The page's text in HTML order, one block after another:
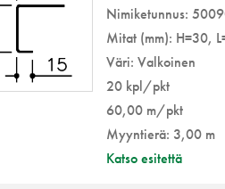
Nimiketunnus:
Mitat (mm): H=30,
Väri: Valkoinen
20 kpl/pkt
60,00 m/pkt
Myyntierä: 3,00 m
Katso esitettä